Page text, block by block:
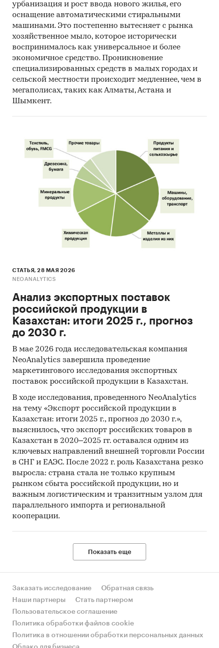
урбанизация и рост ввода нового жилья, его
оснащение автоматическими стиральными
машинами. Это постепенно вытесняет с рынка
хозяйственное мыло, которое исторически
воспринималось как универсальное и более
экономичное средство. Проникновение
специализированных средств в малых городах и
сельской местности происходит медленнее, чем в
мегаполисах, таких как Алматы, Астана и
Шымкент.
СТАТЬЯ, 28 МАЯ 2026
NEOANALYTICS
Анализ экспортных поставок
российской продукции в
Казахстан: итоги 2025 г., прогноз
до 2030 г.
В мае 2026 года исследовательская компания
NeoAnalytics завершила проведение
маркетингового исследования экспортных
поставок российской продукции в Казахстан.
В ходе исследования, проведенного NeoAnalytics
на тему «Экспорт российской продукции в
Казахстан: итоги 2025 г., прогноз до 2030 г.»,
выяснилось, что экспорт российских товаров в
Казахстан в 2020–2025 гг. оставался одним из
ключевых направлений внешней торговли России
в СНГ и ЕАЭС. После 2022 г. роль Казахстана резко
выросла: страна стала не только крупным
рынком сбыта российской продукции, но и
важным логистическим и транзитным узлом для
параллельного импорта и региональной
кооперации.
Показать еще
Заказать исследование
Обратная связь
Наши партнеры
Стать партнером
Пользовательское соглашение
Политика обработки файлов cookie
Политика в отношении обработки персональных данных